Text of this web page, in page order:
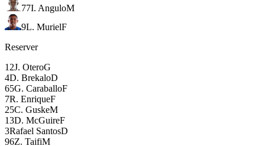
77I. AnguloM
9L. MurielF
Reserver
12J. OteroG
4D. BrekaloD
65G. CaraballoF
7R. EnriqueF
25C. GuskeM
13D. McGuireF
3Rafael SantosD
96Z. TaifiM